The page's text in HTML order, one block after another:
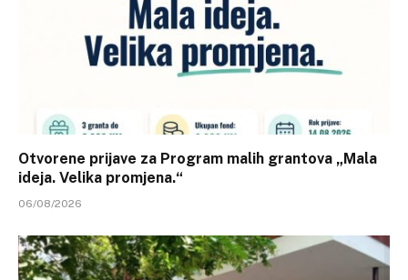
Otvorene prijave za Program malih grantova „Mala
ideja. Velika promjena.“
06/08/2026